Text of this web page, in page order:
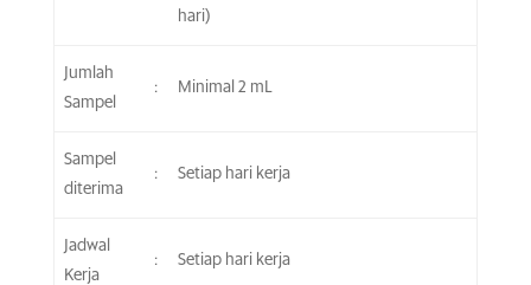
hari)
Jumlah
Sampel
: Minimal 2 mL
Sampel
diterima
: Setiap hari kerja
Jadwal
Kerja
: Setiap hari kerja